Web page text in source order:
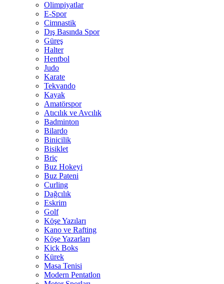
Olimpiyatlar
E-Spor
Cimnastik
Dış Basında Spor
Güreş
Halter
Hentbol
Judo
Karate
Tekvando
Kayak
Amatörspor
Atıcılık ve Avcılık
Badminton
Bilardo
Binicilik
Bisiklet
Briç
Buz Hokeyi
Buz Pateni
Curling
Dağcılık
Eskrim
Golf
Köşe Yazıları
Kano ve Rafting
Köşe Yazarları
Kick Boks
Kürek
Masa Tenisi
Modern Pentatlon